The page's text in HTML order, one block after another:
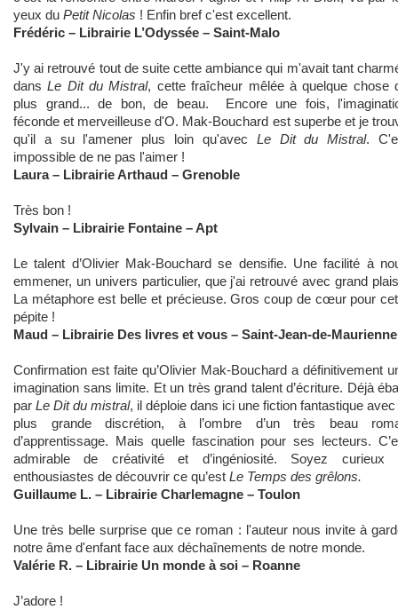
yeux du Petit Nicolas ! Enfin bref c'est excellent.
Frédéric – Librairie L’Odyssée – Saint-Malo
J'y ai retrouvé tout de suite cette ambiance qui m'avait tant
dansLe Dit du Mistral, cette fraîcheur mêlée à quelque chose
plus grand... de bon, de beau.
Encore une fois,
féconde et merveilleuse d'O. Mak-Bouchard est superbe et je
qu'il a su l'amener plus loin qu'avec Le Dit du Mistral.
impossible de ne pas l'aimer !
Laura – Librairie Arthaud – Grenoble
Très bon !
Sylvain – Librairie Fontaine – Apt
Le talent d’Olivier Mak-Bouchard se densifie. Une facilité à
emmener, un univers particulier, que j'ai retrouvé avec grand
La métaphore est belle et précieuse. Gros coup de cœur pour
pépite !
Maud – Librairie Des livres et vous – Saint-Jean-de-Maurienne
Confirmation est faite qu’Olivier Mak-Bouchard a définitivement
imagination sans limite. Et un très grand talent d’écriture. Déjà
par Le Dit du mistral, il déploie dans ici une fiction fantastique avec
plus grande discrétion, à l’ombre d’un très beau
d’apprentissage. Mais quelle fascination pour ses lecteurs.
admirable de créativité et d’ingéniosité. Soyez curieux
enthousiastes de découvrir ce qu’est Le Temps des grêlons.
Guillaume L. – Librairie Charlemagne – Toulon
Une très belle surprise que ce roman : l'auteur nous invite à
notre âme d'enfant face aux déchaînements de notre monde.
Valérie R. – Librairie Un monde à soi – Roanne
J’adore !